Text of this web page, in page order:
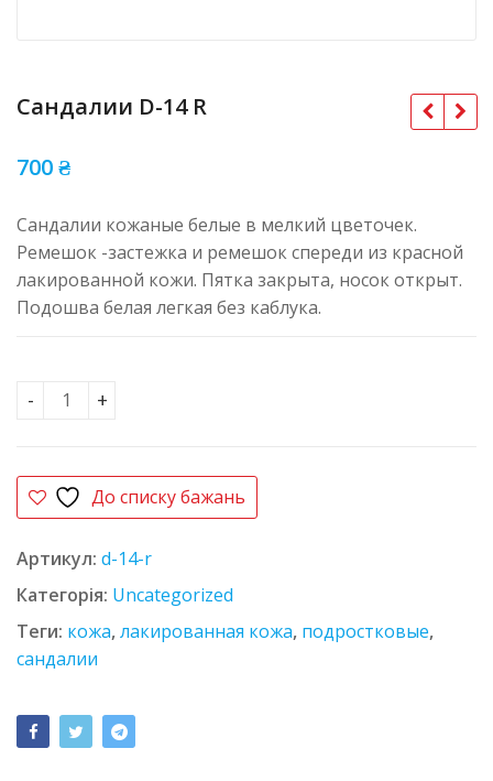
Сандалии D-14 R
700₴
Сандалии кожаные белые в мелкий цветочек.
Ремешок -застежка и ремешок спереди из красной
лакированной кожи. Пятка закрыта, носок открыт.
Подошва белая легкая без каблука.
Сандалии D-14 R кількість
До списку бажань
Артикул: d-14-r
Категорія: Uncategorized
Теги: кожа,лакированная кожа, подростковые,
сандалии